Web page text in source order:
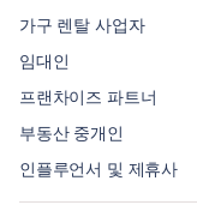
가구 렌탈 사업자
임대인
프랜차이즈 파트너
부동산 중개인
인플루언서 및 제휴사